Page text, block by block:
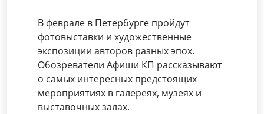
В феврале в Петербурге пройдут
фотовыставки и художественные
экспозиции авторов разных эпох.
Обозреватели Афиши КП рассказывают
о самых интересных предстоящих
мероприятиях в галереях, музеях и
выставочных залах.